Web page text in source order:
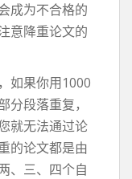
成为不合格的
意降重论文的
如果你用1000
段落重复，
就无法通过论
的论文都是由
、三、四个自